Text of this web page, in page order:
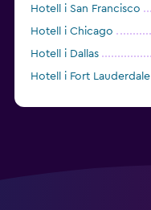
Hotell i San Francisco
Hotell i Chicago
Hotell i Dallas
Hotell i Fort Lauderdale